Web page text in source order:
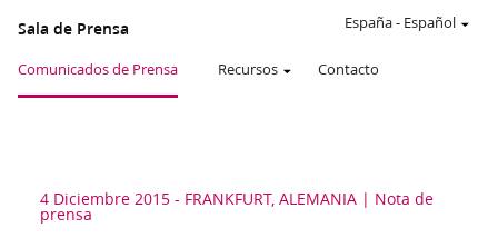
Sala de Prensa
Comunicados de Prensa Recursos Contacto
España- Español
4 Diciembre 2015 - FRANKFURT, ALEMANIA Nota de
prensa